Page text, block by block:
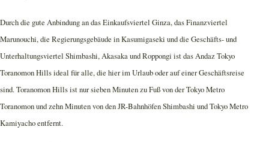
Durch die gute Anbindung an das Einkaufsviertel Ginza, das Finanzviertel
Marunouchi, die Regierungsgebäude in Kasumigaseki und die Geschäfts- und
Unterhaltungsviertel Shimbashi, Akasaka und Roppongi ist das Andaz Tokyo
Toranomon Hills ideal für alle, die hier im Urlaub oder auf einer Geschäftsreise
sind. Toranomon Hills ist nur sieben Minuten zu Fuß von der Tokyo Metro
Toranomon und zehn Minuten von den JR-Bahnhöfen Shimbashi und Tokyo Metro
Kamiyacho entfernt.